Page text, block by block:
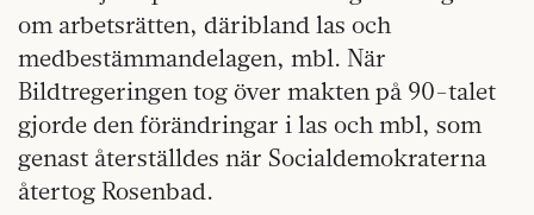
om arbetsrätten, däribland las och
medbestämmandelagen, mbl. När
Bildtregeringen tog över makten på 90-talet
gjorde den förändringar i las och mbl, som
genast återställdes när Socialdemokraterna
återtog Rosenbad.